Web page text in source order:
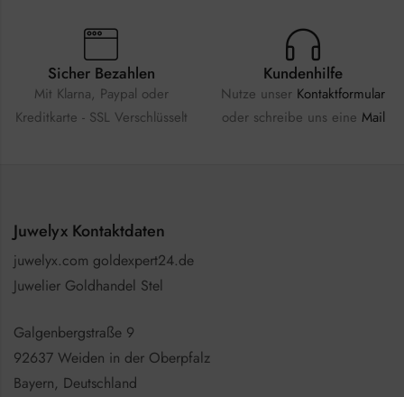
Sicher Bezahlen
Mit Klarna, Paypal oder
Kreditkarte - SSL Verschlüsselt
Kundenhilfe
Nutze unser Kontaktformular
oder schreibe uns eine Mail
Juwelyx Kontaktdaten
juwelyx.com goldexpert24.de
Juwelier Goldhandel Stel
Galgenbergstraße 9
92637 Weiden in der Oberpfalz
Bayern, Deutschland